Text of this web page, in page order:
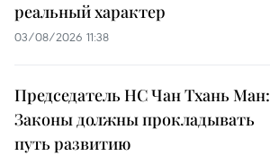
реальный характер
03/08/2026 11:38
Председатель НС Чан Тхань Ман:
Законы должны прокладывать
путь развитию